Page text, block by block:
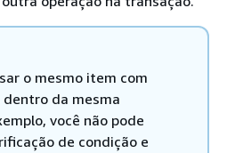
o mesmo item com
da mesma
você não pode
de condição e